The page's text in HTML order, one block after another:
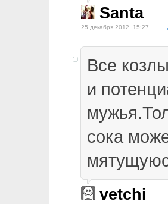
Santa
25 декабря 2012, 15:27
Все
и
сока
vetchi